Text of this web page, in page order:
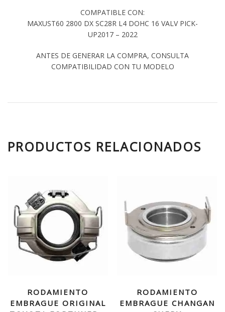
COMPATIBLE CON:
MAXUST60 2800 DX SC28R L4 DOHC 16 VALV PICK-
UP2017 – 2022
ANTES DE GENERAR LA COMPRA, CONSULTA
COMPATIBILIDAD CON TU MODELO
PRODUCTOS RELACIONADOS
RODAMIENTO
EMBRAGUE ORIGINAL
RODAMIENTO
EMBRAGUE CHANGAN